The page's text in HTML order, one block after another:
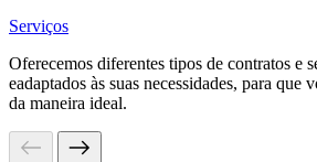
Serviços
Oferecemos diferentes tipos de contratos e
eadaptados às suas necessidades, para que
da maneira ideal.